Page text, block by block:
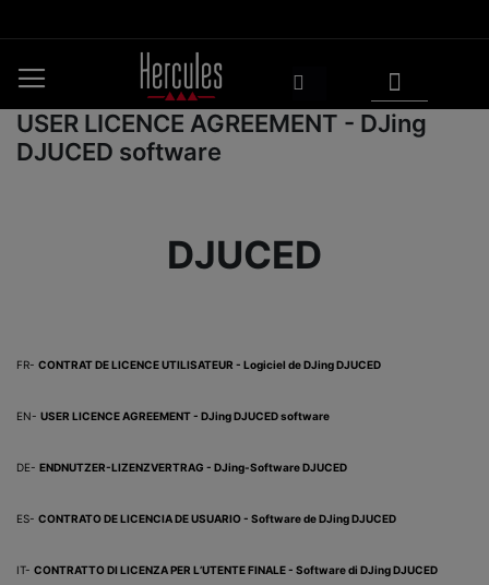
au
USER LICENCE AGREEMENT - DJing
DJUCED software
DJUCED
FR- CONTRAT DE LICENCE UTILISATEUR - Logiciel de DJing DJUCED
EN- USER LICENCE AGREEMENT - DJing DJUCED software
DE- ENDNUTZER-LIZENZVERTRAG - DJing-Software DJUCED
ES- CONTRATO DE LICENCIA DE USUARIO - Software de DJing DJUCED
IT- CONTRATTO DI LICENZA PER L’UTENTE FINALE - Software di DJing DJUCED